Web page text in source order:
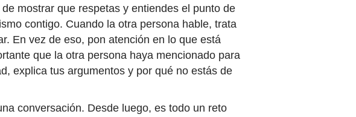
mostrar que respetas y entiendes el punto de
contigo. Cuando la otra persona hable, trata
En vez de eso, pon atención en lo que está
que la otra persona haya mencionado para
explica tus argumentos y por qué no estás de
conversación. Desde luego, es todo un reto